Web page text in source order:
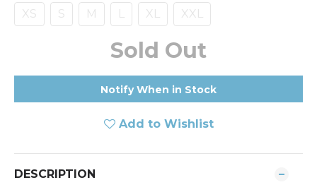
XS S M L XL XXL
Sold Out
Notify When in Stock
Add to Wishlist
DESCRIPTION